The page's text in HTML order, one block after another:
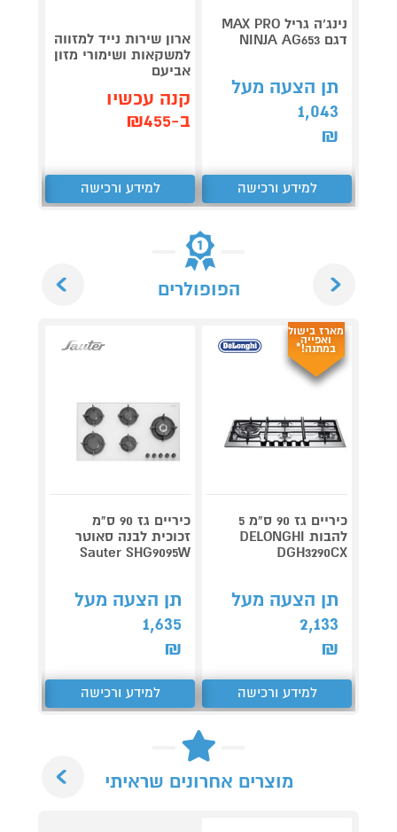
נינג’ה גריל MAX PRO
דגם NINJA AG653
תן הצעה מעל
1,043
₪
למידע ורכישה
ארון שירות נייד למזווה
למשקאות ושימורי מזון
אביעם
קנה עכשיו
ב-₪455
למידע ורכישה
הפופולרים
מארז בישול
ואפייה
במתנה!*
כיריים גז 90 ס"מ 5
להבות DELONGHI
DGH3290CX
תן הצעה מעל
2,133
₪
למידע ורכישה
כיריים גז 90 ס"מ
זכוכית לבנה סאוטר
Sauter SHG9095W
תן הצעה מעל
1,635
₪
למידע ורכישה
מוצרים אחרונים שראיתי